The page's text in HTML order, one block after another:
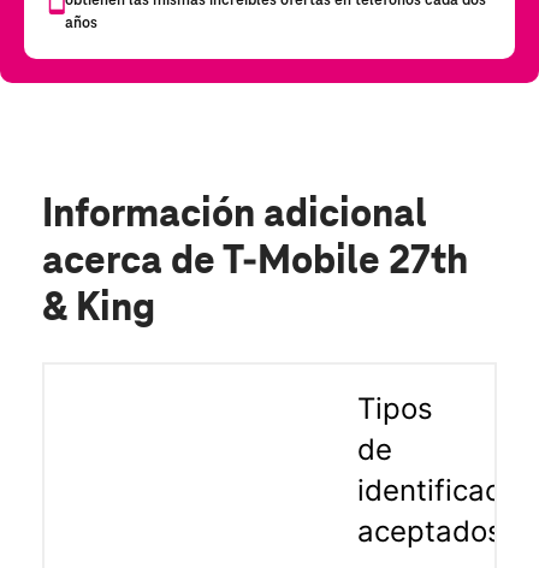
Información adicional
acerca de T-Mobile 27th
& King
Tipos
de
aceptados